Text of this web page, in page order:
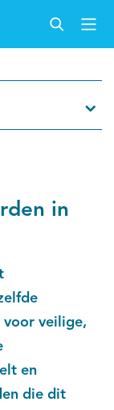
in
voor veilige,
en
die dit